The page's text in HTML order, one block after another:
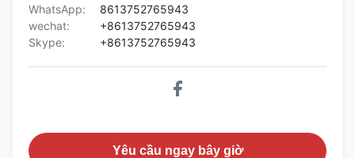
WhatsApp:
8613752765943
wechat:
+8613752765943
Skype:
+8613752765943
Yêu cầu ngay bây giờ